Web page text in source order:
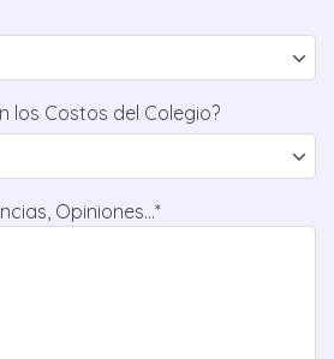
los Costos del Colegio?
Opiniones...*